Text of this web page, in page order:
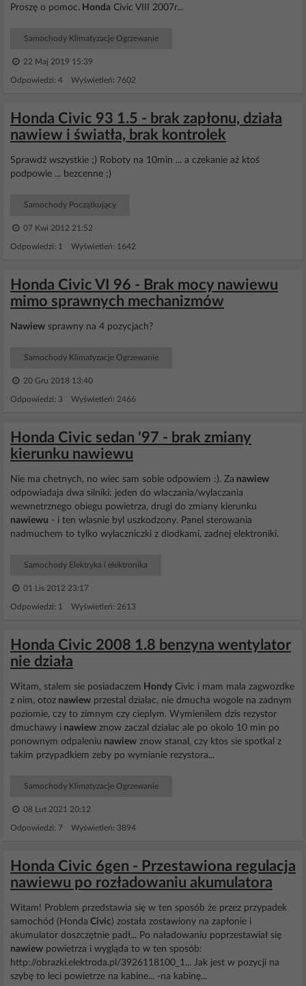
Proszę o pomoc. Honda Civic VIII 2007r...
Samochody Klimatyzacje Ogrzewanie
22 Maj 2019 15:39
Odpowiedzi: 4 Wyświetleń: 7602
Honda Civic 93 1.5 - brak zapłonu, działa
nawiew i światła, brak kontrolek
Sprawdź wszystkie ;) Roboty na 10min ... a czekanie aż ktoś
podpowie ... bezcenne ;)
Samochody Początkujący
07 Kwi 2012 21:52
Odpowiedzi: 1 Wyświetleń: 1642
Honda Civic VI 96 - Brak mocy nawiewu
mimo sprawnych mechanizmów
Nawiew sprawny na 4 pozycjach?
Samochody Klimatyzacje Ogrzewanie
20 Gru 2018 13:40
Odpowiedzi: 3 Wyświetleń: 2466
Honda Civic sedan '97 - brak zmiany
kierunku nawiewu
Nie ma chetnych, no wiec sam sobie odpowiem :). Za nawiew
odpowiadaja dwa silniki: jeden do wlaczania/wylaczania
wewnetrznego obiegu powietrza, drugi do zmiany kierunku
nawiewu - i ten wlasnie byl uszkodzony. Panel sterowania
nadmuchem to tylko wylaczniczki z diodkami, zadnej elektroniki.
Samochody Elektryka i elektronika
01 Lis 2012 23:17
Odpowiedzi: 1 Wyświetleń: 2613
Honda Civic 2008 1.8 benzyna wentylator
nie działa
Witam, stalem sie posiadaczem Hondy Civic i mam mala zagwozdke
z nim, otoz nawiew przestal dzialac, nie dmucha wogole na zadnym
poziomie, czy to zimnym czy cieplym. Wymienilem dzis rezystor
dmuchawy i nawiew znow zaczal dzialac ale po okolo 10 min po
ponownym odpaleniu nawiew znow stanal, czy ktos sie spotkal z
takim przypadkiem zeby po wymianie rezystora...
Samochody Klimatyzacje Ogrzewanie
08 Lut 2021 20:12
Odpowiedzi: 7 Wyświetleń: 3894
Honda Civic 6gen - Przestawiona regulacja
nawiewu po rozładowaniu akumulatora
Witam! Problem przedstawia się w ten sposób że przez przypadek
samochód (Honda Civic) została zostawiony na zapłonie i
akumulator doszczętnie padł... Po naładowaniu poprzestawiał się
nawiew powietrza i wygląda to w ten sposób:
http://obrazki.elektroda.pl/3926118100_1... Jak jest w pozycji na
szybę to leci powietrze na kabine... -na kabinę...